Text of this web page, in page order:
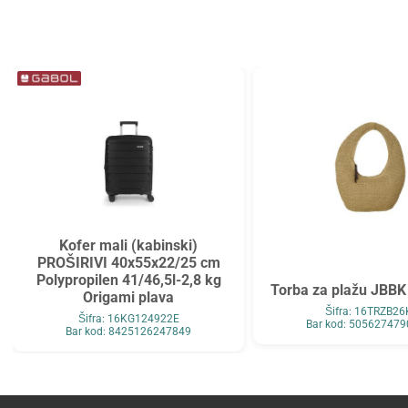
Vega
Kofer mali (kabinski)
PROŠIRIVI 40x55x22/25 cm
Polypropilen 41/46,5l-2,8 kg
Origami plava
Šifra: 16KG124922E
Bar kod: 8425126247849
Torba za plažu
Šifra:
Bar kod: